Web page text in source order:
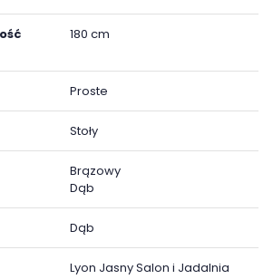
180 cm
Proste
Stoły
Brązowy
Dąb
Dąb
Lyon Jasny Salon i Jadalnia